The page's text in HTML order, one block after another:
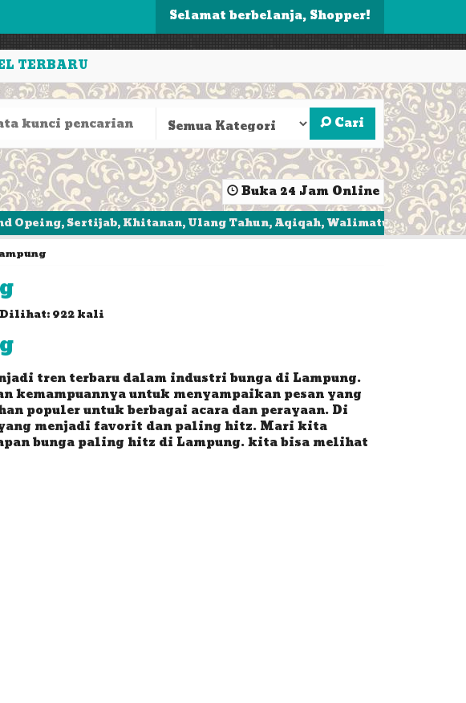
Segar
Selamat berbelanja, Shopper!
TERBARU
Cari
Buka 24 Jam Online
Khitanan, Ulang Tahun, Aqiqah, Walimatul
Dapatkan
Dilihat: 922 kali
tren terbaru dalam industri bunga di Lampung.
kemampuannya untuk menyampaikan pesan yang
populer untuk berbagai acara dan perayaan. Di
yang menjadi favorit dan paling hitz. Mari kita
bunga paling hitz di Lampung. kita bisa melihat